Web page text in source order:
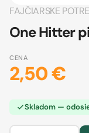
FAJČIARSKE
One Hitter
CENA
2,50 €
Skladom —